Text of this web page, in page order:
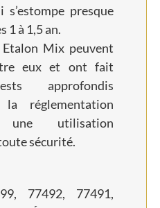
presque
1 à 1,5 an.
Mix peuvent
eux et ont fait
approfondis
réglementation
utilisation
sécurité.
77492, 77491,